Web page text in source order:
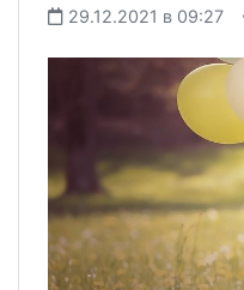
29.12.2021 в 09:27